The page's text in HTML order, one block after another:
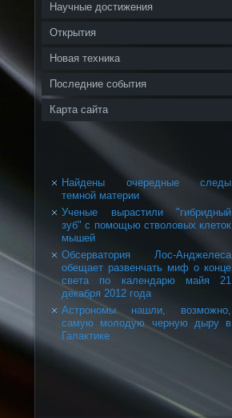
Научные достижения
Открытия
Новая техника
Последние события
Карта сайта
Найдены очередные следы
темной материи
Ученые вырастили "гибридный
зуб" с помощью стволовых клеток
мышей
Обсерватория Лос-Анджелеса
обещает развенчать миф о конце
света по календарю майя 21
декабря 2012 года
Астрономы нашли, возможно,
самую молодую черную дыру в
Галактике